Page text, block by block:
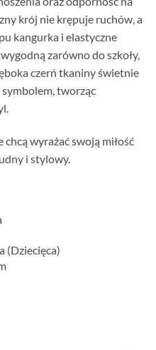
krój nie krępuje ruchów, a
kangurka i elastyczne
zarówno do szkoły,
czerń tkaniny świetnie
tworząc
wyrażać swoją miłość
i stylowy.
(Dziecięca)